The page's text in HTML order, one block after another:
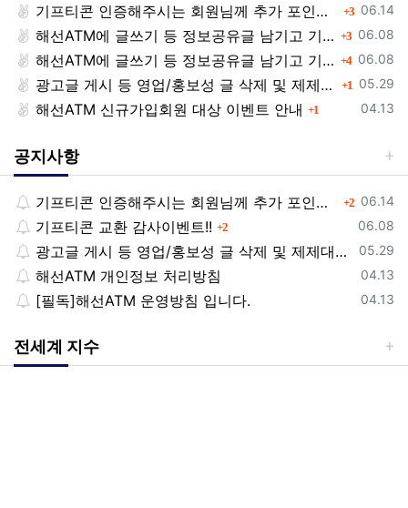
등록일
06.14
기프티콘 인증해주시는 회원님께 추가 포인트 쏩니다!! 3댓글
등록일
06.08
해선ATM에 글쓰기 등 정보공유글 남기고 기프티콘 받자! 3댓글
등록일
06.08
해선ATM에 글쓰기 등 정보공유글 남기고 기프티콘 받자! 4댓글
등록일
05.29
광고글 게시 등 영업/홍보성 글 삭제 및 제제대상입니다. 1댓글
등록일
04.13
해선ATM 신규가입회원 대상 이벤트 안내 1
공지사항
등록일
06.14
기프티콘 인증해주시는 회원님께 추가 포인트 쏩니다!! 2댓글
등록일
06.08
기프티콘 교환 감사이벤트!! 2댓글
등록일
05.29
광고글 게시 등 영업/홍보성 글 삭제 및 제제대상입니다.
등록일
04.13
해선ATM 개인정보 처리방침
등록일
04.13
[필독]해선ATM 운영방침 입니다.
전세계 지수